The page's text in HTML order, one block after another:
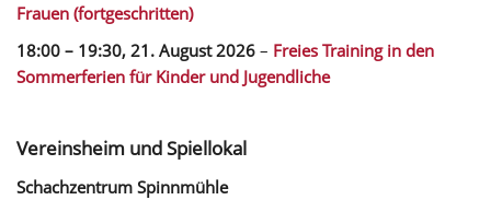
Frauen (fortgeschritten)
18:00 – 19:30, 21. August 2026 – Freies Training in den
Sommerferien für Kinder und Jugendliche
Vereinsheim und Spiellokal
Schachzentrum Spinnmühle